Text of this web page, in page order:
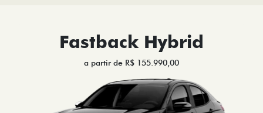
Fastback Hybrid
a partir de R$ 155.990,00